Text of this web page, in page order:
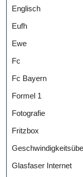
Englisch
Eufh
Ewe
Fc
Fc Bayern
Formel 1
Fotografie
Fritzbox
Glasfaser Internet